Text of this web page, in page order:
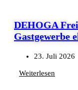
DEHOGA
Gastgewerbe
23. Juli 2026
Weiterlesen